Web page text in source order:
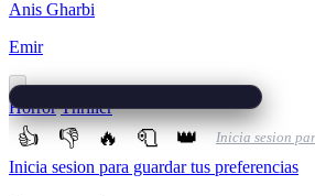
Anis Gharbi
Emir
Horror Thriller
👍 👎 🔥 🧻 👑 Inicia sesion
Inicia sesion para guardar tus preferencias